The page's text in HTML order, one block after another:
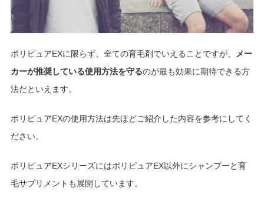
ポリピュアEXに限らず、全ての育毛剤でいえることですが、
メー
カーが推奨している使用方法を守るのが最も効果に期待できる方
法だといえます。
ポリピュアEXの使用方法は先ほどご紹介した内容を参考にしてく
ださい。
ポリピュアEXシリーズにはポリピュアEX以外にシャンプーと育
毛サプリメントも展開しています。